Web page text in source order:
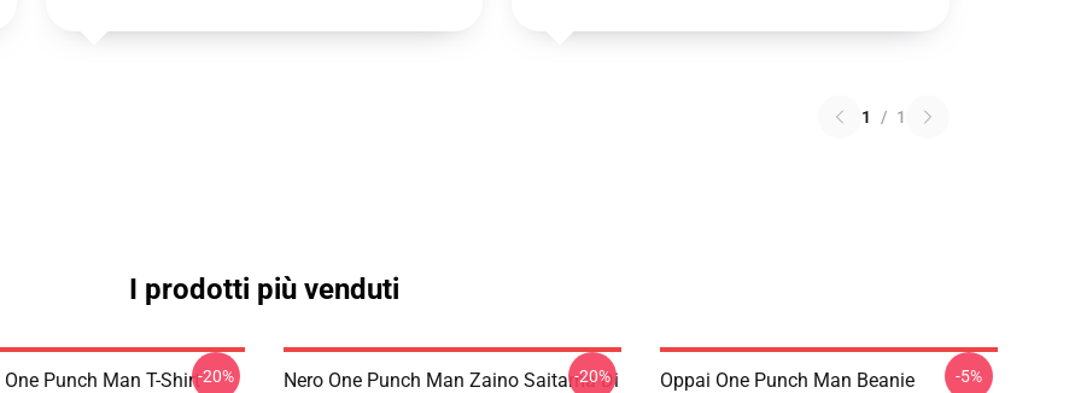
1 / 1
I prodotti più venduti
Punch Man T-Shirt-20%
Nero One Punch Man Zaino Saitama Di
-20% Oppai One Punch Man Beanie -5%